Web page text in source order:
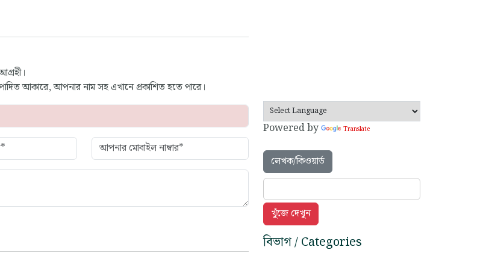
আকারে, আপনার নাম সহ এখানে প্রকাশিত হতে পারে।
Powered by Translate
লেখক/কিওয়ার্ড
বিভাগ / Categories